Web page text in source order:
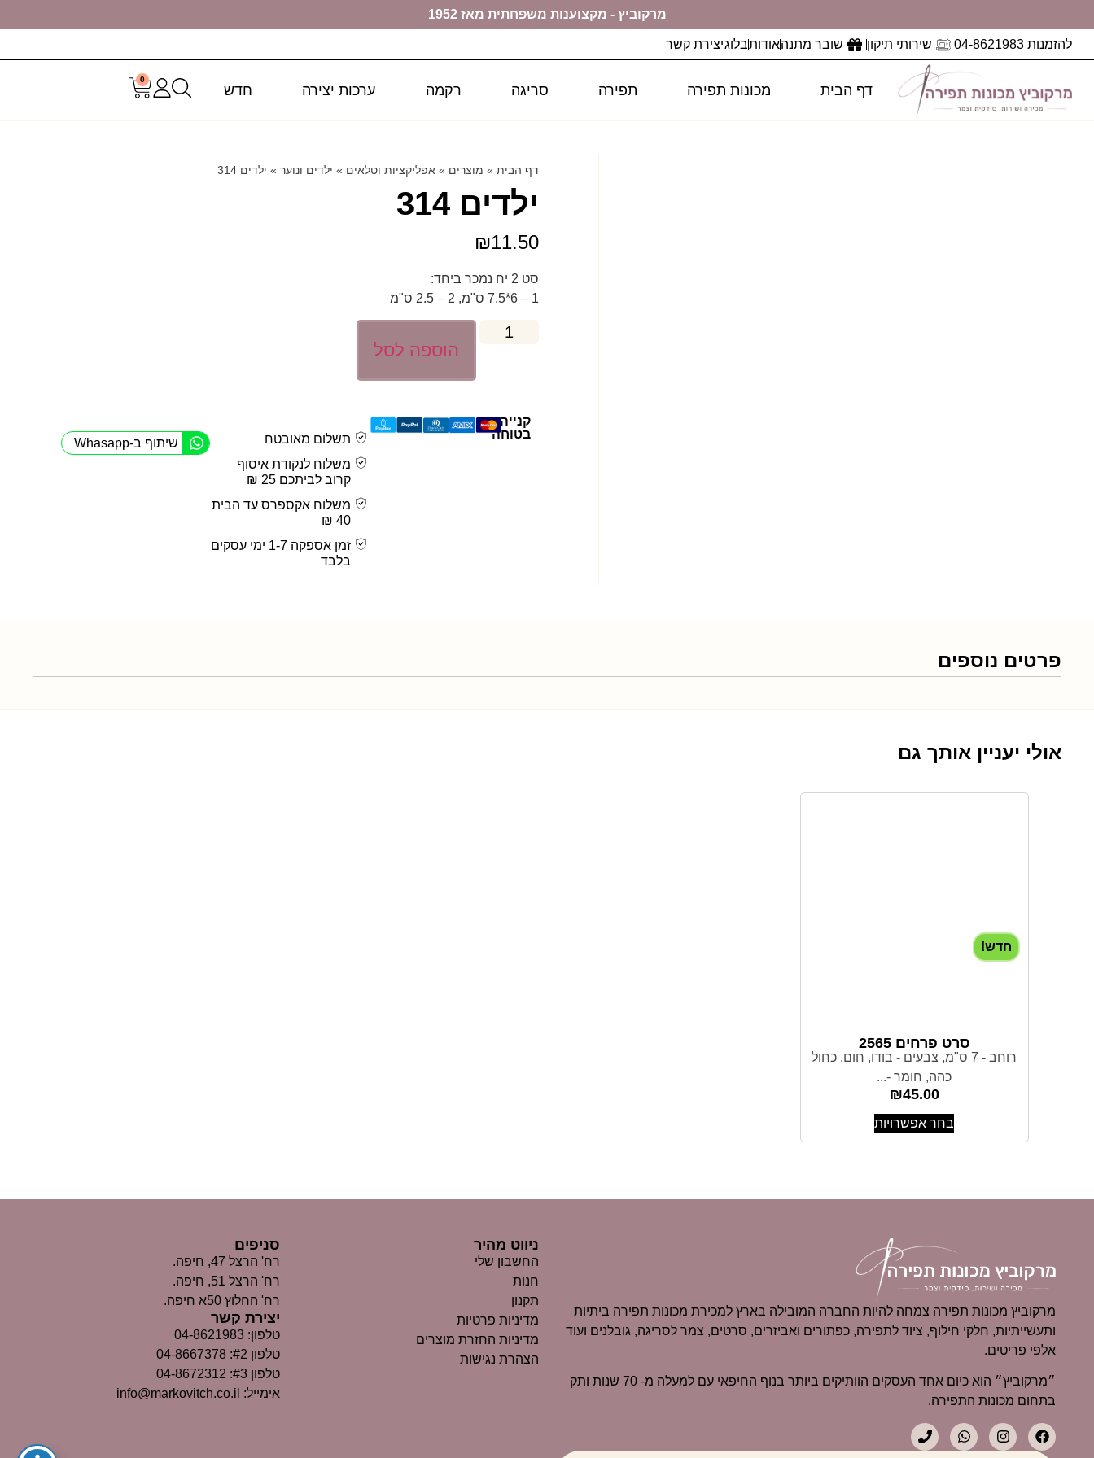
מרקוביץ - מקצוענות משפחתית מאז 1952
להזמנות 04-8621983 שירותי תיקון שובר מתנהאודותבלוגיצירת קשר
דף הבית מכונות תפירה תפירה סריגה רקמה ערכות יצירה חדש
0
דף הבית » מוצרים » אפליקציות וטלאים » ילדים ונוער » ילדים 314
ילדים 314
₪11.50
סט 2 יח נמכר ביחד:
1 – 6*7.5 ס"מ, 2 – 2.5 ס"מ
הוספה לסל
קנייה
בטוחה
תשלום מאובטח
משלוח לנקודת איסוף
קרוב לביתכם 25 ₪
משלוח אקספרס עד הבית
40 ₪
זמן אספקה 1-7 ימי עסקים
בלבד
שיתוף ב-Whasapp
פרטים נוספים
אולי יעניין אותך גם
חדש!
סרט פרחים 2565
רוחב - 7 ס"מ, צבעים - בודו, חום, כחול
כהה, חומר -...
₪45.00
בחר אפשרויות
מרקוביץ מכונות תפירה צמחה להיות החברה המובילה בארץ למכירת מכונות תפירה ביתיות
ותעשייתיות, חלקי חילוף, ציוד לתפירה, כפתורים ואביזרים, סרטים, צמר לסריגה, גובלנים ועוד
אלפי פריטים.
״מרקוביץ״ הוא כיום אחד העסקים הוותיקים ביותר בנוף החיפאי עם למעלה מ- 70 שנות ותק
בתחום מכונות התפירה.
ניווט מהיר
החשבון שלי
חנות
תקנון
מדיניות פרטיות
מדיניות החזרת מוצרים
הצהרת נגישות
סניפים
רח' הרצל 47, חיפה.
רח' הרצל 51, חיפה.
רח' החלוץ 50א חיפה.
יצירת קשר
טלפון: 04-8621983
טלפון #2: 04-8667378
טלפון #3: 04-8672312
אימייל: info@markovitch.co.il